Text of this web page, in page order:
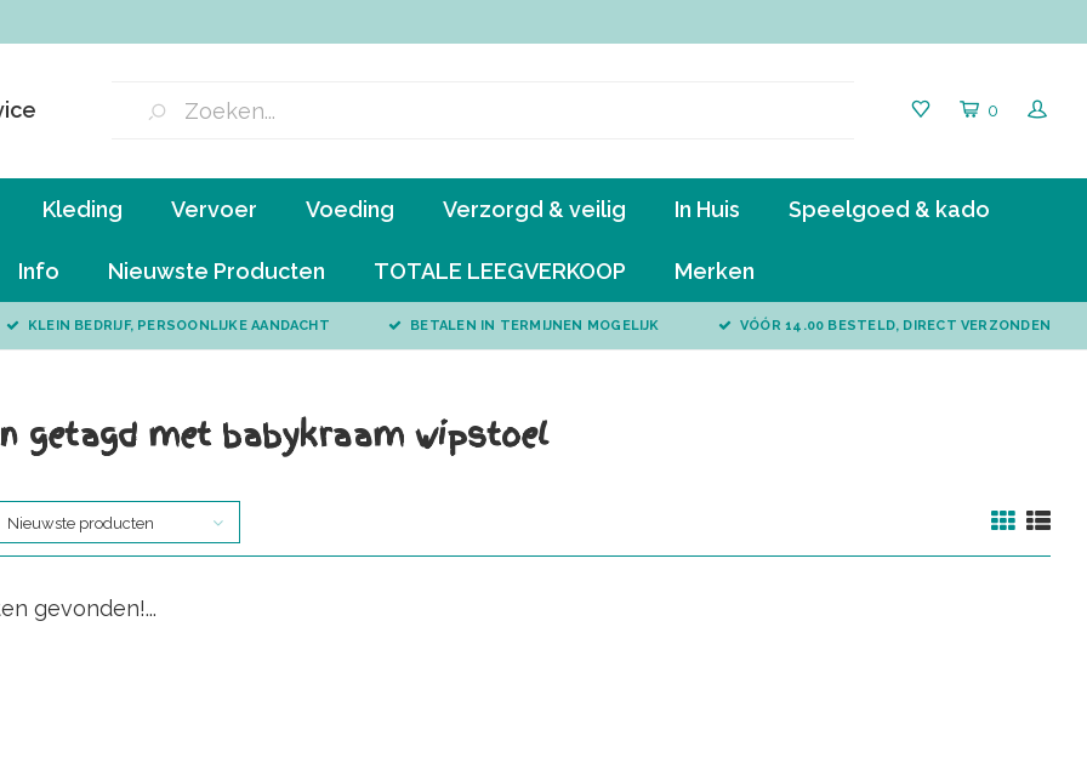
0
Kleding Vervoer Voeding Verzorgd & veilig In Huis Speelgoed & kado
Info Nieuwste Producten TOTALE LEEGVERKOOP Merken
KLEIN BEDRIJF, PERSOONLIJKE AANDACHT BETALEN IN TERMIJNEN MOGELIJK VÓÓR 14.00 BESTELD, DIRECT VERZONDEN
getagd met babykraam wipstoel
Nieuwste producten
gevonden!...